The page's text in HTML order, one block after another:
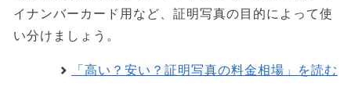
イナンバーカード用など、証明写真の目的によって使
い分けましょう。
「高い？安い？証明写真の料金相場」を読む